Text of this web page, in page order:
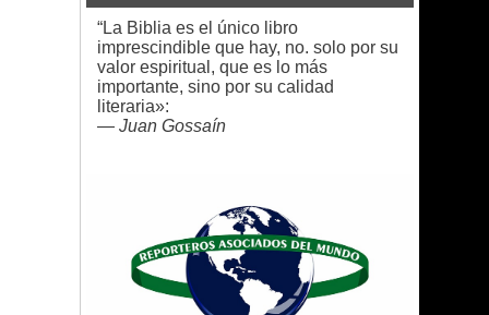
“La Biblia es el único libro
imprescindible que hay, no. solo por su
valor espiritual, que es lo más
importante, sino por su calidad
literaria»:
— Juan Gossaín